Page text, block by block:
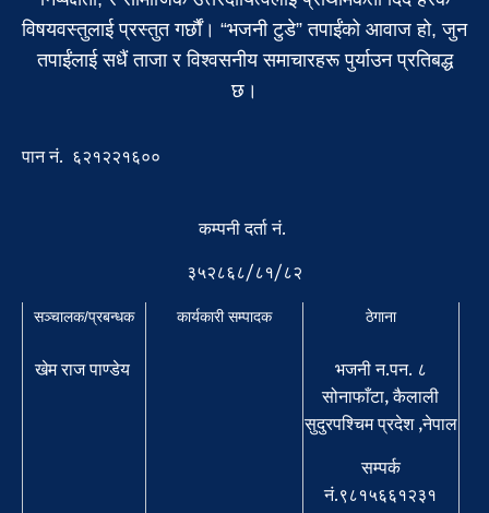
विषयवस्तुलाई प्रस्तुत गर्छौं। “भजनी टुडे” तपाईंको आवाज हो, जुन
तपाईंलाई सधैं ताजा र विश्वसनीय समाचारहरू पुर्याउन प्रतिबद्ध
छ।
पान नं. ६२१२२१६००
कम्पनी दर्ता नं.
३५२८६८/८१/८२
सञ्चालक/प्रबन्धक
खेम राज पाण्डेय
कार्यकारी सम्पादक ठेगाना
भजनी न.पन. ८
सोनाफाँटा, कैलाली
सुदुरपश्चिम प्रदेश ,नेपाल
सम्पर्क
नं.९८१५६६१२३१